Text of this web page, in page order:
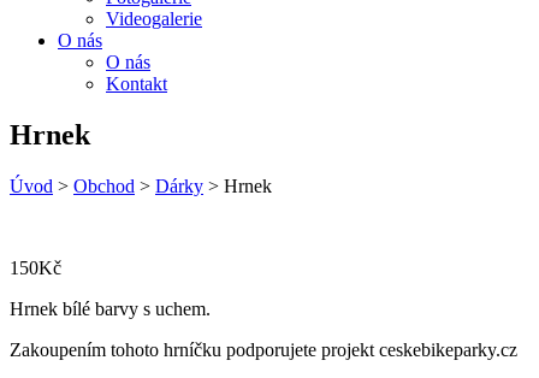
Videogalerie
O nás
O nás
Kontakt
Hrnek
Úvod > Obchod > Dárky > Hrnek
150Kč
Hrnek bílé barvy s uchem.
Zakoupením tohoto hrníčku podporujete projekt ceskebikeparky.cz